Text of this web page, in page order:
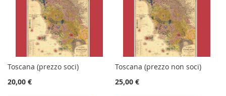
Toscana (prezzo soci)
20,00 €
Toscana (prezzo non soci)
25,00 €